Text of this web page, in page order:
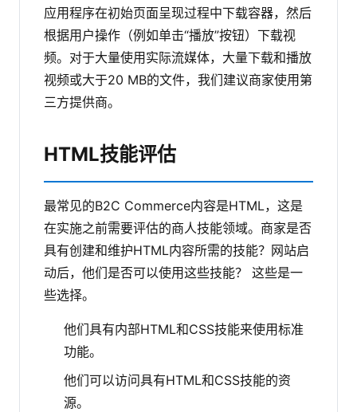
应用程序在初始页面呈现过程中下载容器，然后
根据用户操作（例如单击“播放”按钮）下载视
频。对于大量使用实际流媒体，大量下载和播放
视频或大于20 MB的文件，我们建议商家使用第
三方提供商。
HTML技能评估
最常见的B2C Commerce内容是HTML，这是
在实施之前需要评估的商人技能领域。商家是否
具有创建和维护HTML内容所需的技能？网站启
动后，他们是否可以使用这些技能？
这些是一
些选择。
他们具有内部HTML和CSS技能来使用标准
功能。
他们可以访问具有HTML和CSS技能的资
源。